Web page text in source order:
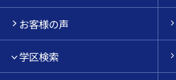
お客様の声
学区検索